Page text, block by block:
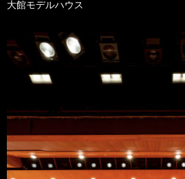
大館モデルハウス